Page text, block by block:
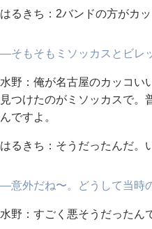
はるきち：2バンドの方がカ
―そもそもミソッカスとビレ
水野：俺が名古屋のカッコい
見つけたのがミソッカスで。
んですよ。
はるきち：そうだったんだ。
―意外だね〜。どうして当時
水野：すごく悪そうだったん